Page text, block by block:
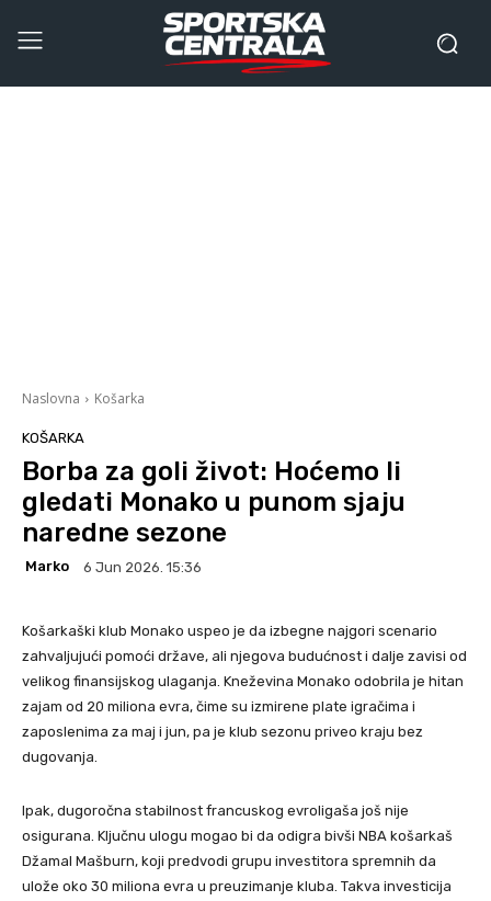
Naslovna Košarka
KOŠARKA
Borba za goli život: Hoćemo li
gledati Monako u punom sjaju
naredne sezone
Marko 6 Jun 2026. 15:36
Košarkaški klub Monako uspeo je da izbegne najgori scenario
zahvaljujući pomoći države, ali njegova budućnost i dalje zavisi od
velikog finansijskog ulaganja. Kneževina Monako odobrila je hitan
zajam od 20 miliona evra, čime su izmirene plate igračima i
zaposlenima za maj i jun, pa je klub sezonu priveo kraju bez
dugovanja.
Ipak, dugoročna stabilnost francuskog evroligaša još nije
osigurana. Ključnu ulogu mogao bi da odigra bivši NBA košarkaš
Džamal Mašburn, koji predvodi grupu investitora spremnih da
ulože oko 30 miliona evra u preuzimanje kluba. Takva investicija